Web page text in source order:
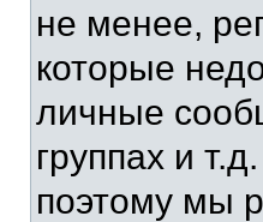
не менее,
которые
личные
группах и
поэтому мы